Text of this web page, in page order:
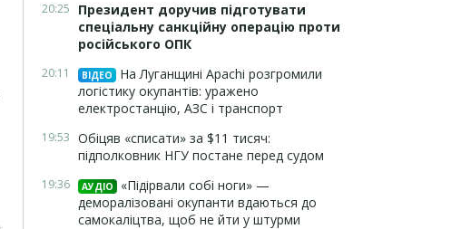
20:25
Президент доручив підготувати
спеціальну санкційну операцію проти
російського ОПК
20:11 ВІДЕО
На Луганщині Apachi розгромили
логістику окупантів: уражено
електростанцію, АЗС і транспорт
19:53 Обіцяв «списати» за $11 тисяч:
підполковник НГУ постане перед судом
19:36 АУДІО
«Підірвали собі ноги» —
деморалізовані окупанти вдаються до
самокаліцтва, щоб не йти у штурми